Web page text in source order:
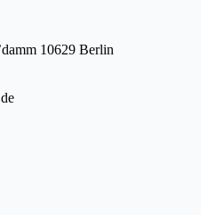
10629 Berlin